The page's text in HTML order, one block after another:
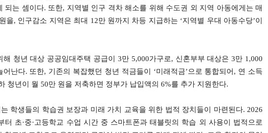
되는 셈이다. 또한, 지역별 인구 격차 해소를 위해 수도권 외 지역 아동에게는 매
을, 인구감소 지역은 최대 12만 원까지 차등 지급하는 ‘지역별 우대 아동수당’이
해 청년 대상 공공임대주택 공급이 3만 5,000가구로, 신혼부부 대상은 3만 1,000
어난다. 또한, 기존의 복잡했던 청년 적금들이 ‘미래적금’으로 통합되어, 연 소득
청년이 월 50만 원을 저축하면 정부가 납입액의 6%를 추가 지원한다.
학생들의 학습권 보장과 미래 가치 교육을 위한 법적 장치들이 마련된다. 2026
터 초·중·고등학교 수업 시간 중 스마트폰과 태블릿의 학습 외 사용이 법적으로